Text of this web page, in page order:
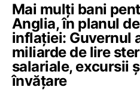
Mai mulți bani
Anglia, în planul
inflației: Guvernul
miliarde de lire
salariale, excursii
învățare